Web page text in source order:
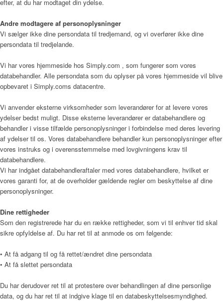
Sådan bliver man henvist
Praktisk information
Frivillig
De frivillige gør en forskel
Vagtplan og booking
efter, at du har modtaget din ydelse.
Andre modtagere af personoplysninger
Vi sælger ikke dine persondata til tredjemand, og vi overfører ikke dine
persondata til tredjelande.
Vi har vores hjemmeside hos Simply.com , som fungerer som vores
databehandler. Alle persondata som du oplyser på vores hjemmeside vil blive
opbevaret i Simply.coms datacentre.
Vi anvender eksterne virksomheder som leverandører for at levere vores
ydelser bedst muligt. Disse eksterne leverandører er databehandlere og
behandler i visse tilfælde personoplysninger i forbindelse med deres levering
af ydelser til os. Vores databehandlere behandler kun personoplysninger efter
vores instruks og i overensstemmelse med lovgivningens krav til
databehandlere.
Vi har indgået databehandleraftaler med vores databehandlere, hvilket er
vores garanti for, at de overholder gældende regler om beskyttelse af dine
personoplysninger.
Dine rettigheder
Som den registrerede har du en række rettigheder, som vi til enhver tid skal
sikre opfyldelse af. Du har ret til at anmode os om følgende:
• At få adgang til og få rettet/ændret dine persondata
• At få slettet persondata
Du har derudover ret til at protestere over behandlingen af dine personlige
data, og du har ret til at indgive klage til en databeskyttelsesmyndighed.